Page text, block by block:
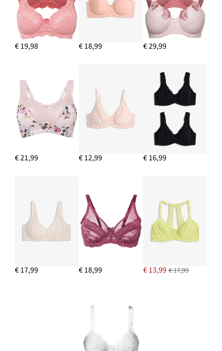
IN WINKELMANDJE
€ 19,98 € 18,99 € 29,99
€ 21,99 € 12,99 € 16,99
€ 17,99 € 18,99 € 13,99 € 17,99